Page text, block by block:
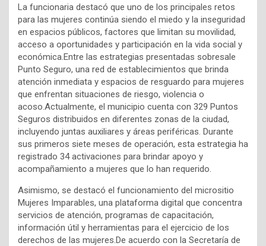
La funcionaria destacó que uno de los principales retos
para las mujeres continúa siendo el miedo y la inseguridad
en espacios públicos, factores que limitan su movilidad,
acceso a oportunidades y participación en la vida social y
económica.Entre las estrategias presentadas sobresale
Punto Seguro, una red de establecimientos que brinda
atención inmediata y espacios de resguardo para mujeres
que enfrentan situaciones de riesgo, violencia o
acoso.Actualmente, el municipio cuenta con 329 Puntos
Seguros distribuidos en diferentes zonas de la ciudad,
incluyendo juntas auxiliares y áreas periféricas. Durante
sus primeros siete meses de operación, esta estrategia ha
registrado 34 activaciones para brindar apoyo y
acompañamiento a mujeres que lo han requerido.
Asimismo, se destacó el funcionamiento del micrositio
Mujeres Imparables, una plataforma digital que concentra
servicios de atención, programas de capacitación,
información útil y herramientas para el ejercicio de los
derechos de las mujeres.De acuerdo con la Secretaría de